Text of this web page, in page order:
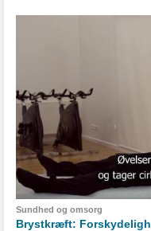
Sundhed og omsorg
Brystkræft: